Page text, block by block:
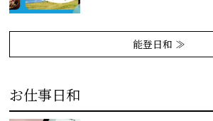
能登日和 ≫
お仕事日和